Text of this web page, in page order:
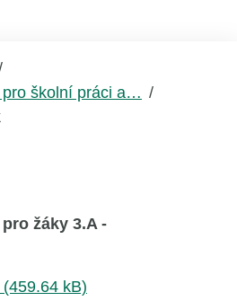
pro školní práci a… /
žáky 3.A -
kB)